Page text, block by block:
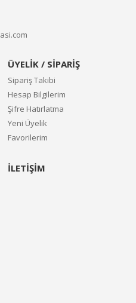
ÜYELİK / SİPARİŞ
Sipariş Takibi
Hesap Bilgilerim
Şifre Hatırlatma
Yeni Üyelik
Favorilerim
İLETİŞİM